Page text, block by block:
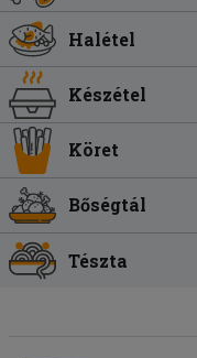
Halétel
Készétel
Köret
Bőségtál
Tészta